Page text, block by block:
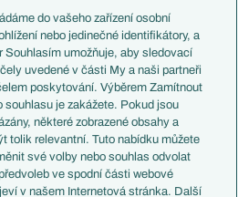
Francie
Itálie
Německo
Španělsko
Argentina
Brazílie
Přestupy
Zápasy
Livescore
do vašeho zařízení osobní
nebo jedinečné identifikátory, a
Souhlasím umožňuje, aby sledovací
uvedené v části My a naši partneři
poskytování. Výběrem Zamítnout
souhlasu je zakážete. Pokud jsou
některé zobrazené obsahy a
tolik relevantní. Tuto nabídku můžete
své volby nebo souhlas odvolat
ve spodní části webové
v našem Internetová stránka. Další